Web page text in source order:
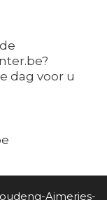
dag voor u
Aimeries-